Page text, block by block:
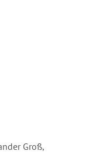
Groß,